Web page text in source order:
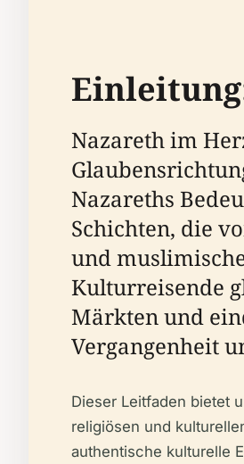
Nazareth im
Nazareths
Schichten, die
und
Kulturreisende
Märkten und
Vergangenheit
Dieser Leitfaden bietet
religiösen und
authentische kulturelle